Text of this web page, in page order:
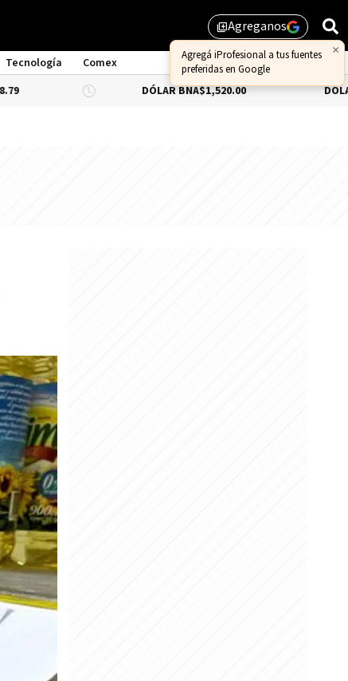
library_addAgreganos
Tecnología
Comex
DÓLAR BNA $1,520.00 DÓLAR BLUE-